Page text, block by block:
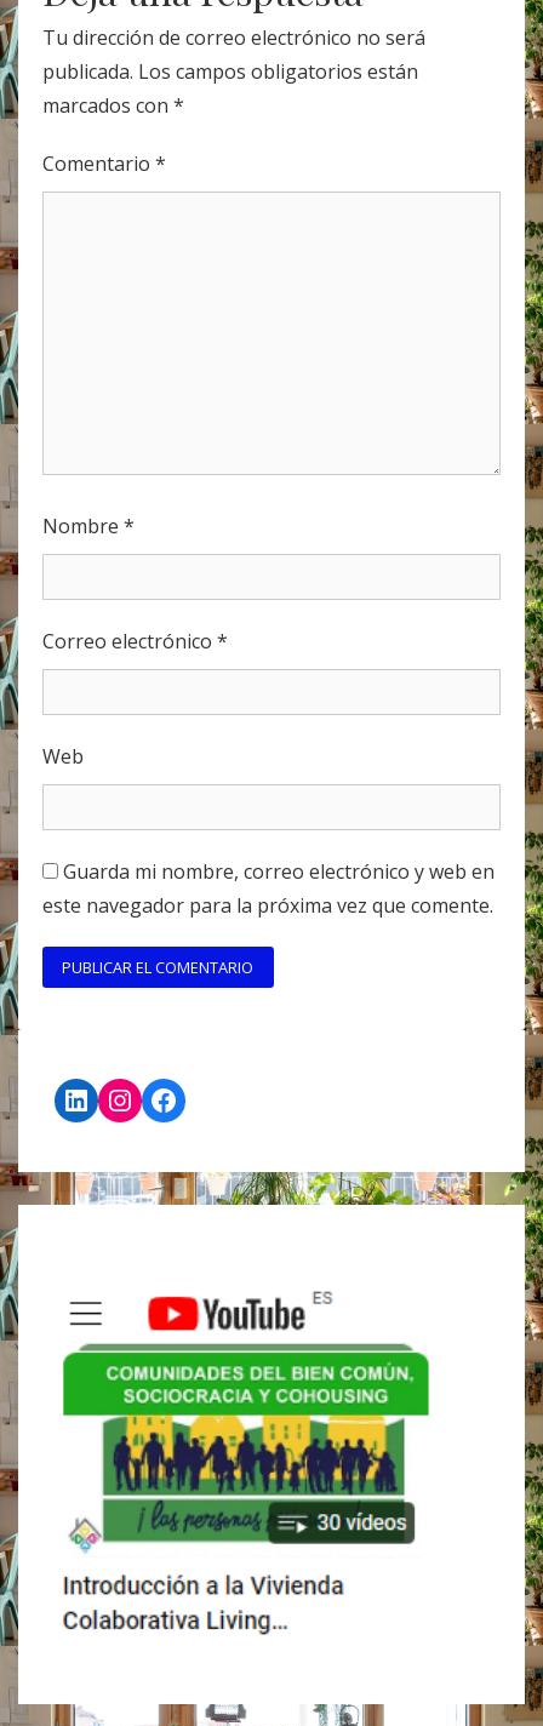
Tu dirección de correo electrónico no será
publicada. Los campos obligatorios están
marcados con *
Comentario *
Nombre *
Correo electrónico *
Web
Guarda mi nombre, correo electrónico y web en
este navegador para la próxima vez que comente.
LinkedIn
Instagram
Facebook